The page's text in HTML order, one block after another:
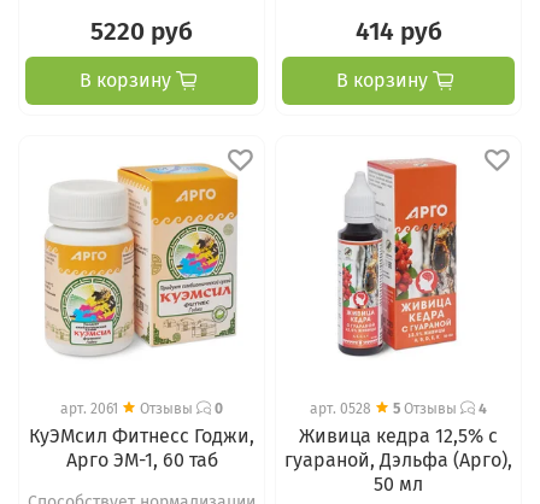
5220 руб
В корзину
414 руб
В корзину
арт. 2061 Отзывы 0
КуЭМсил Фитнесс Годжи,
Арго ЭМ-1, 60 таб
арт. 0528 5 Отзывы 4
Живица кедра 12,5% с
гуараной, Дэльфа (Арго),
50 мл